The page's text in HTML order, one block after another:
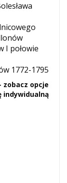
I połowie
1772-1795
opcje
indywidualną